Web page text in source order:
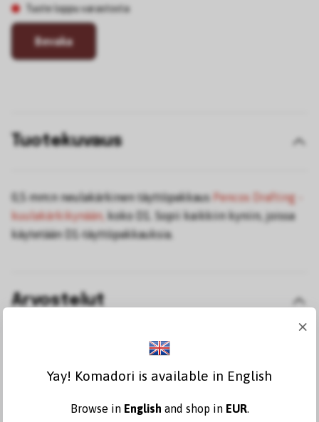
Tuote loppu varastosta
Bevaka
Tuotekuvaus
0,5 mm:n neulakärkinen täyttöpakkaus Pencos Drafting -
kuulakärkikynään, koko D1. Sopii kaikkiin kyniin, joissa
käytetään D1-täyttöpakkauksia.
Arvostelut
Kirjoita arvostelu
×
Yay! Komadori is available in English
Browse in English and shop in EUR